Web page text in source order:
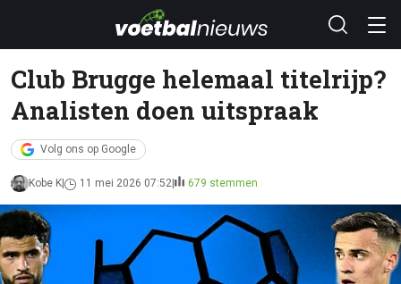
Club Brugge helemaal titelrijp?
Analisten doen uitspraak
Volg ons op Google
Kobe K 11 mei 2026 07:52 679 stemmen